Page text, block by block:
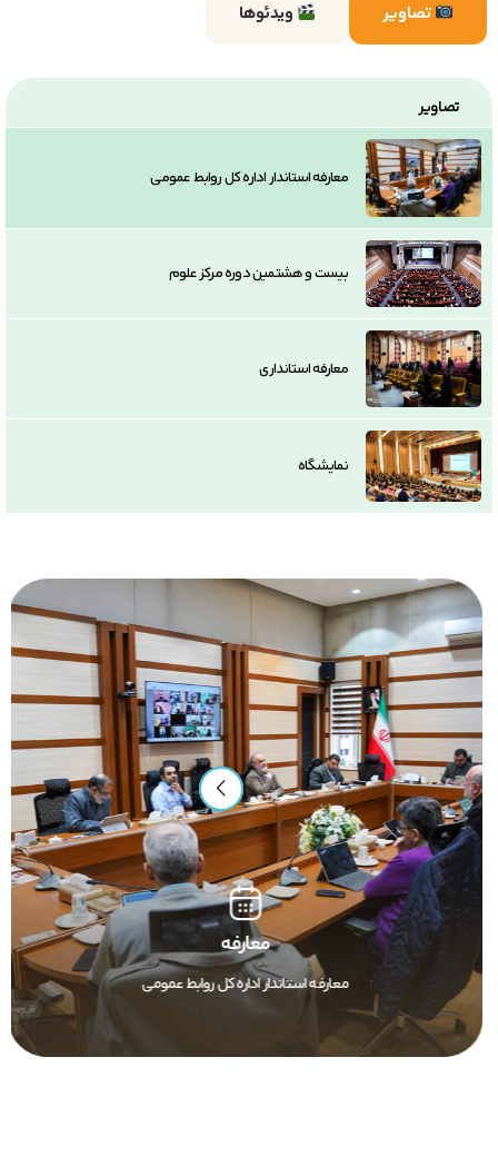
تصاویر ویدئوها
تصاویر
معارفه استاندار اداره کل روابط عمومی
بیست و هشتمین دوره مرکز علوم
معارفه استانداری
نمایشگاه
معارفه
معارفه استاندار اداره کل روابط عمومی